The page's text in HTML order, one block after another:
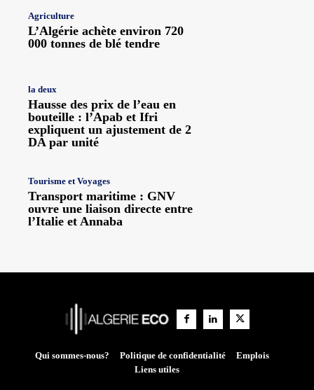
Agriculture
L’Algérie achète environ 720
000 tonnes de blé tendre
la deux
Hausse des prix de l’eau en
bouteille : l’Apab et Ifri
expliquent un ajustement de 2
DA par unité
Tourisme et Voyages
Transport maritime : GNV
ouvre une liaison directe entre
l’Italie et Annaba
Qui sommes-nous? Politique de confidentialité
Emplois
Liens utiles